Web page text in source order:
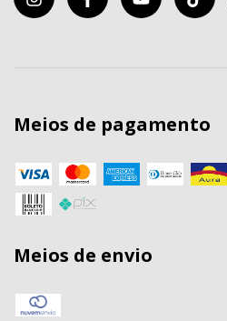
Meios de pagamento
Meios de envio